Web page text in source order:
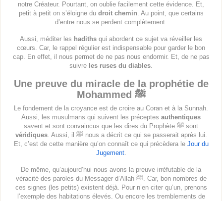
notre Créateur. Pourtant, on oublie facilement cette évidence. Et,
petit à petit on s’éloigne du droit chemin. Au point, que certains
d’entre nous se perdent complètement.
Aussi, méditer les hadiths qui abordent ce sujet va réveiller les
cœurs. Car, le rappel régulier est indispensable pour garder le bon
cap. En effet, il nous permet de ne pas nous endormir. Et, de ne pas
suivre les ruses du diables.
Une preuve du miracle de la prophétie de
Mohammed ﷺ
Le fondement de la croyance est de croire au Coran et à la Sunnah.
Aussi, les musulmans qui suivent les préceptes authentiques
savent et sont convaincus que les dires du Prophète ﷺ sont
véridiques. Aussi, il ﷺ nous a décrit ce qui se passerait après lui.
Et, c’est de cette manière qu’on connaît ce qui précèdera le Jour du
Jugement.
De même, qu’aujourd’hui nous avons la preuve irréfutable de la
véracité des paroles du Messager d’Allah ﷺ. Car, bon nombres de
ces signes (les petits) existent déjà. Pour n’en citer qu’un, prenons
l’exemple des habitations élevés. Ou encore les tremblements de